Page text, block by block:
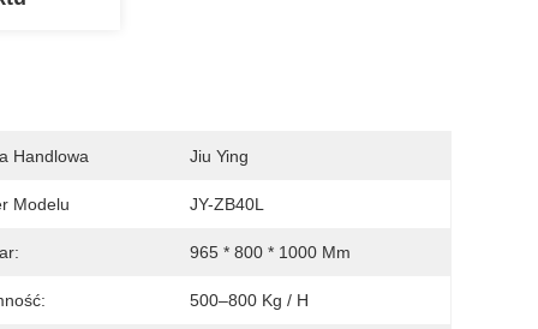
Handlowa Jiu Ying
Modelu JY-ZB40L
965 * 800 * 1000 Mm
500–800 Kg / H